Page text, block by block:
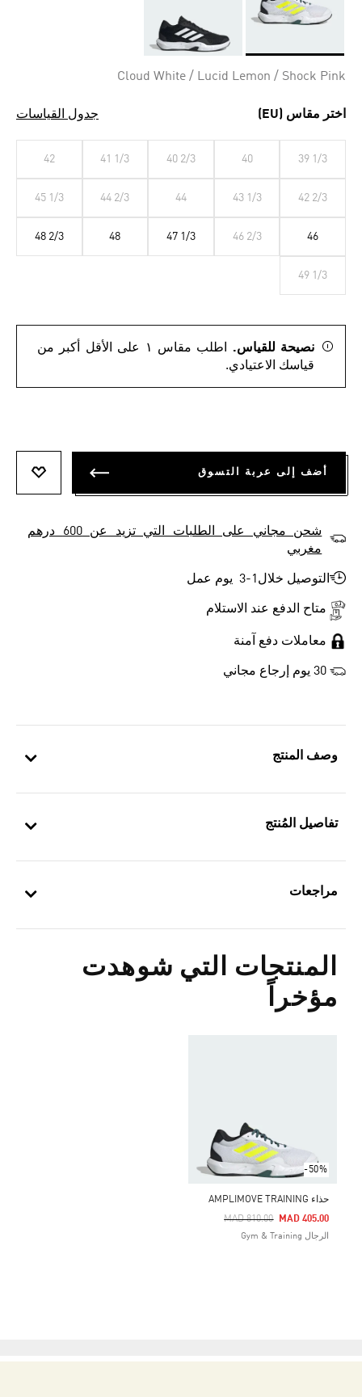
وصف المنتج
تفاصيل المُنتج
مراجعات
المنتجات التي شوهدت
مؤخراً
-50%
حذاء AMPLIMOVE TRAINING
Price Reduced From
MAD 810.00
To MAD 405.00
الرجال Gym & Training
Cloud White / Lucid Lemon / Shock Pink
اختر مقاس (EU) جدول القياسات
39 1/3
40
40 2/3
41 1/3
42
42 2/3
43 1/3
44
44 2/3
45 1/3
46
46 2/3
47 1/3
48
48 2/3
49 1/3
نصيحة للقياس.
اطلب مقاس ١ على الأقل أكبر من
قياسك الاعتيادي.
أضف إلى عربة التسوق
شحن مجاني على الطلبات التي تزيد عن 600 درهم
مغربي
التوصيل خلال1-3 يوم عمل
متاح الدفع عند الاستلام
معاملات دفع آمنة